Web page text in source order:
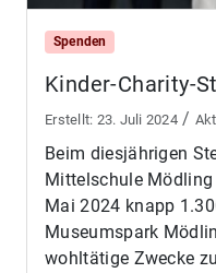
Spenden
Kinder-Charity-
23. Juli 2024 /
Beim diesjährigen
Mittelschule
Mai 2024 knapp
Museumspark
wohltätige Zwecke